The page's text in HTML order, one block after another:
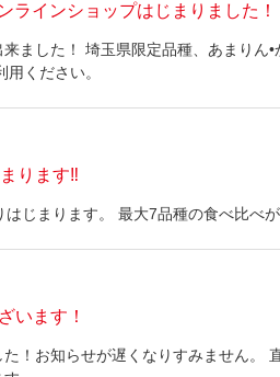
ラインショップはじまりました！
ました！ 埼玉県限定品種、あまり
ください。
ります‼︎
じまります。 最大7品種の食べ比べ
います！
！お知らせが遅くなりすみません。